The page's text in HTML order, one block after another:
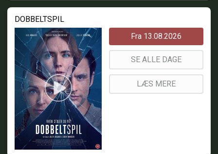
DOBBELTSPIL
Fra 13.08.2026
SE ALLE DAGE
LÆS MERE